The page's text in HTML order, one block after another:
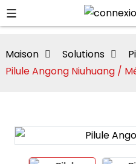
Maison Solutions
Pilule Angong Niuhuang /